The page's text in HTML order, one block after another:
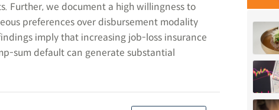
Further, we document a high willingness to
preferences over disbursement modality
imply that increasing job-loss insurance
sum default can generate substantial